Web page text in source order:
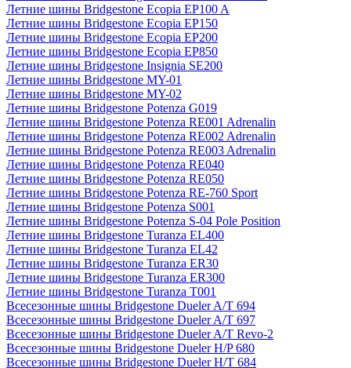
Летние шины Bridgestone Ecopia EP100 A
Летние шины Bridgestone Ecopia EP150
Летние шины Bridgestone Ecopia EP200
Летние шины Bridgestone Ecopia EP850
Летние шины Bridgestone Insignia SE200
Летние шины Bridgestone MY-01
Летние шины Bridgestone MY-02
Летние шины Bridgestone Potenza G019
Летние шины Bridgestone Potenza RE001 Adrenalin
Летние шины Bridgestone Potenza RE002 Adrenalin
Летние шины Bridgestone Potenza RE003 Adrenalin
Летние шины Bridgestone Potenza RE040
Летние шины Bridgestone Potenza RE050
Летние шины Bridgestone Potenza RE-760 Sport
Летние шины Bridgestone Potenza S001
Летние шины Bridgestone Potenza S-04 Pole Position
Летние шины Bridgestone Turanza EL400
Летние шины Bridgestone Turanza EL42
Летние шины Bridgestone Turanza ER30
Летние шины Bridgestone Turanza ER300
Летние шины Bridgestone Turanza T001
Всесезонные шины Bridgestone Dueler A/T 694
Всесезонные шины Bridgestone Dueler A/T 697
Всесезонные шины Bridgestone Dueler A/T Revo-2
Всесезонные шины Bridgestone Dueler H/P 680
Всесезонные шины Bridgestone Dueler H/T 684